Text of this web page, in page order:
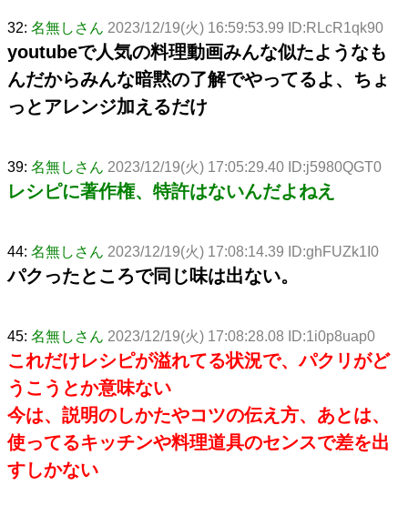
32: 名無しさん 2023/12/19(火) 16:59:53.99 ID:RLcR1qk90
youtubeで人気の料理動画みんな似たようなも
んだからみんな暗黙の了解でやってるよ、ちょ
っとアレンジ加えるだけ
39: 名無しさん 2023/12/19(火) 17:05:29.40 ID:j5980QGT0
レシピに著作権、特許はないんだよねえ
44: 名無しさん 2023/12/19(火) 17:08:14.39 ID:ghFUZk1I0
パクったところで同じ味は出ない。
45: 名無しさん 2023/12/19(火) 17:08:28.08 ID:1i0p8uap0
これだけレシピが溢れてる状況で、パクリがど
うこうとか意味ない
今は、説明のしかたやコツの伝え方、あとは、
使ってるキッチンや料理道具のセンスで差を出
すしかない